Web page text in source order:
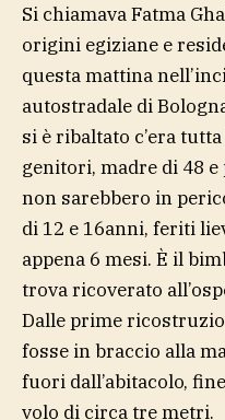
Si chiamava Fatma
origini egiziane e
questa mattina
autostradale di
si è ribaltato c’era
genitori, madre di 48
non sarebbero in
di 12 e 16anni, feriti
appena 6 mesi. È il
trova ricoverato
Dalle prime
fosse in braccio alla
fuori dall’abitacolo,
volo di circa tre metri.